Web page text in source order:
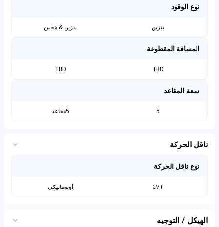
نوع الوقود
بنزين بنزين & هجين
المسافة المقطوعة
TBD
TBD
سعة المقاعد
5 5مقاعد
ناقل الحركة
نوع ناقل الحركة
CVT أوتوماتيكي
الهيكل / التوجيه